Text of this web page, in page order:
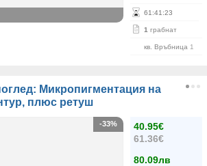
61 :41 :23
1 грабнат
кв. Връбница 1
Микропигментация на
плюс ретуш
40.95€
61.36€
80.09лв
-33%